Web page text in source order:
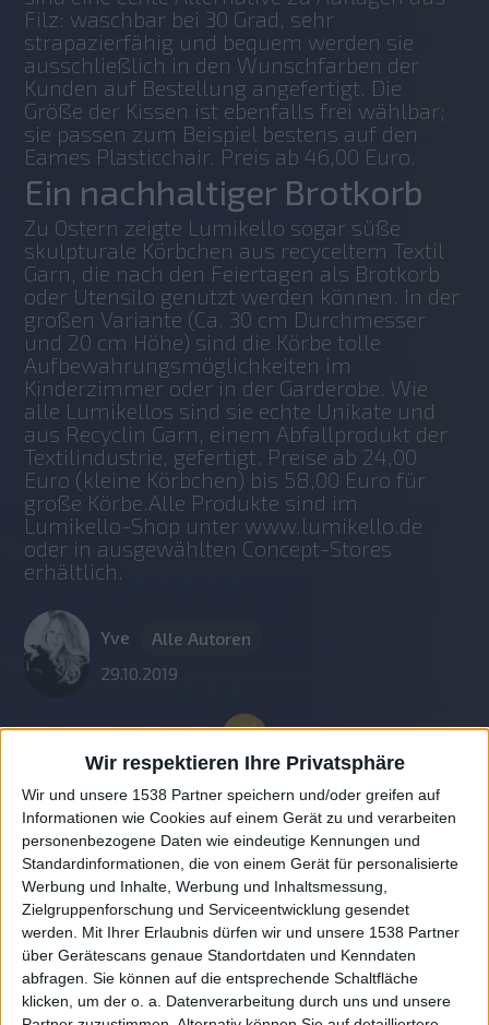
Wir respektieren Ihre Privatsphäre
Wir und unsere 1538 Partner speichern und/oder greifen auf
Informationen wie Cookies auf einem Gerät zu und verarbeiten
personenbezogene Daten wie eindeutige Kennungen und
Standardinformationen, die von einem Gerät für personalisierte
Werbung und Inhalte, Werbung und Inhaltsmessung,
Zielgruppenforschung und Serviceentwicklung gesendet
werden.
Mit Ihrer Erlaubnis dürfen wir und unsere 1538 Partner
über Gerätescans genaue Standortdaten und Kenndaten
abfragen. Sie können auf die entsprechende Schaltfläche
klicken, um der o. a. Datenverarbeitung durch uns und unsere
Filz: waschbar bei 30 Grad, sehr
strapazierfähig und bequem werden sie
ausschließlich in den Wunschfarben der
Kunden auf Bestellung angefertigt. Die
Größe der Kissen ist ebenfalls frei wählbar;
sie passen zum Beispiel bestens auf den
Eames Plasticchair. Preis ab 46,00 Euro.
Ein nachhaltiger Brotkorb
Zu Ostern zeigte Lumikello sogar süße
skulpturale Körbchen aus recyceltem Textil
Garn, die nach den Feiertagen als Brotkorb
oder Utensilo genutzt werden können. In der
großen Variante (Ca. 30 cm Durchmesser
und 20 cm Höhe) sind die Körbe tolle
Aufbewahrungsmöglichkeiten im
Kinderzimmer oder in der Garderobe. Wie
alle Lumikellos sind sie echte Unikate und
aus Recyclin Garn, einem Abfallprodukt der
Textilindustrie, gefertigt. Preise ab 24,00
Euro (kleine Körbchen) bis 58,00 Euro für
große Körbe.Alle Produkte sind im
Lumikello-Shop unter www.lumikello.de
oder in ausgewählten Concept-Stores
erhältlich.
Yve
Alle Autoren
29.10.2019
Auf DESMONDO findet Ihr Inspirationen für
individuelles, gemütliches und intelligentes Wohnen,
die aktuellsten Einrichtungstrends und Informatives zu
neuesten Smart Home Systemen.